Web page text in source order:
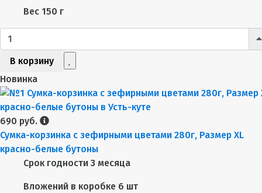
Вес 150 г
В корзину
Новинка
690 руб.
Сумка-корзинка с зефирными цветами 280г, Размер XL
красно-белые бутоны
Срок годности 3 месяца
Вложений в коробке 6 шт